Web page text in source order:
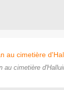
au cimetière